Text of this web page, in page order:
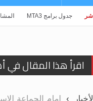
جدول برامج MTA3
اقرأ هذا المقال في
الحجّ.. دلالات، حِكم،الأخبار إمام الجماعة